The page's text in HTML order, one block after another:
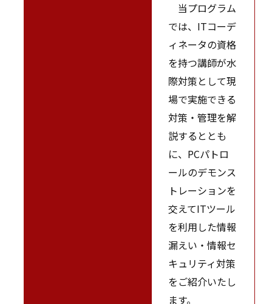
当プログラム
では、ITコーデ
ィネータの資格
を持つ講師が水
際対策として現
場で実施できる
対策・管理を解
説するととも
に、PCパトロ
ールのデモンス
トレーションを
交えてITツール
を利用した情報
漏えい・情報セ
キュリティ対策
をご紹介いたし
ます。